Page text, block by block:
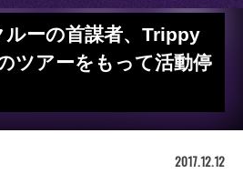
ルーの首謀者、Trippy
ツアーをもって活動停
2017.12.12